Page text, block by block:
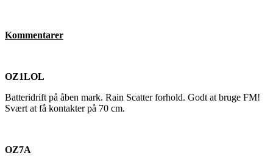
Kommentarer
OZ1LOL
Batteridrift på åben mark. Rain Scatter forhold. Godt at bruge FM!
Svært at få kontakter på 70 cm.
OZ7A